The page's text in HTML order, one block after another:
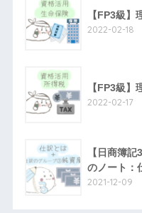
【FP3級
2022-02-18
【FP3級
2022-02-17
【日商簿
のノート：
2021-12-09